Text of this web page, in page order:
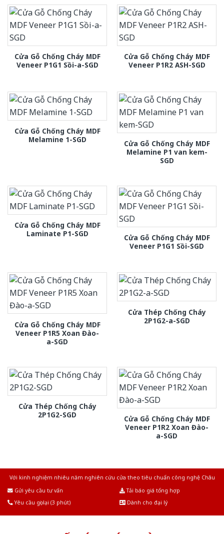
Cửa Gỗ Chống Cháy MDF
Veneer P1G1 Sồi-a-SGD
Cửa Gỗ Chống Cháy MDF
Veneer P1R2 ASH-SGD
Cửa Gỗ Chống Cháy MDF
Melamine 1-SGD
Cửa Gỗ Chống Cháy MDF
Melamine P1 van kem-
SGD
Cửa Gỗ Chống Cháy MDF
Laminate P1-SGD
Cửa Gỗ Chống Cháy MDF
Veneer P1G1 Sồi-SGD
Cửa Gỗ Chống Cháy MDF
Veneer P1R5 Xoan Đào-
a-SGD
Cửa Thép Chống Cháy
2P1G2-a-SGD
Cửa Thép Chống Cháy
2P1G2-SGD
Cửa Gỗ Chống Cháy MDF
Veneer P1R2 Xoan Đào-
a-SGD
Với kinh nghiệm nhiêu năm nghiên cứu cửa theo tiêu chuẩn công nghệ Châu
Gửi yêu cầu tư vấn
Tải báo giá tổng hợp
Yêu cầu gọi lại (3 phút)
Dành cho đại lý